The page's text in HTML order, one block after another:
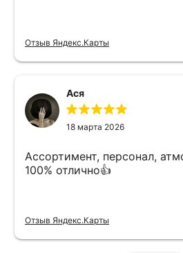
Отзыв Яндекс.Карты
Ася
18 марта 2026
Ассортимент, персонал,
100% отлично👍
Отзыв Яндекс.Карты